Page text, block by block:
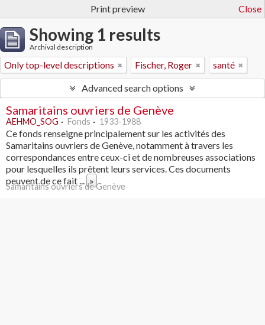
Print preview Close
Showing 1 results
Archival description
Only top-level descriptions Fischer, Roger santé
Advanced search options
Samaritains ouvriers de Genève
AEHMO_SOG Fonds 1933-1988
Ce fonds renseigne principalement sur les activités des
Samaritains ouvriers de Genève, notamment à travers les
correspondances entre ceux-ci et de nombreuses associations
pour lesquelles ils prêtent leurs services. Ces documents
peuvent de ce fait... »
Samaritains ouvriers de Genève